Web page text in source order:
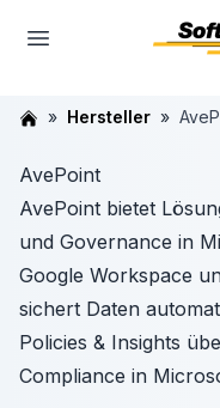
Hersteller
AvePoint
AvePoint bietet
und Governance in
Google Workspace
sichert Daten
Policies & Insights
Compliance in